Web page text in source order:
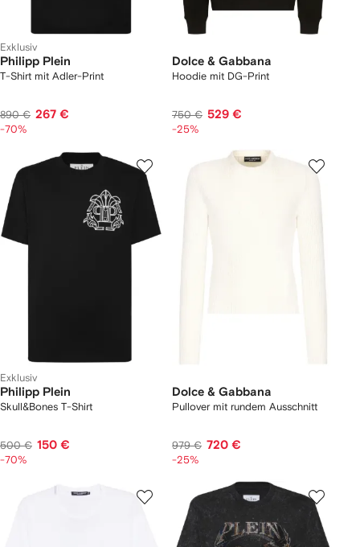
Exklusiv
Philipp Plein
T-Shirt mit Adler-Print
890 € 267 €
-70%
Dolce & Gabbana
Hoodie mit DG-Print
750 € 529 €
-25%
Exklusiv
Philipp Plein
Skull&Bones T-Shirt
500 € 150 €
-70%
Dolce & Gabbana
Pullover mit rundem Ausschnitt
979 € 720 €
-25%